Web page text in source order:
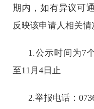
期内，如有异议可
反映该申请人相关情
1.公示时间为7
至11月4日止
2.举报电话：